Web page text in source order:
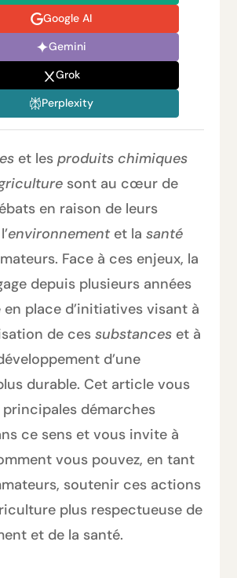
Google AI
Gemini
Grok
Perplexity
et lesproduits chimiques
sont au cœur de
en raison de leurs
environnement et lasanté
Face à ces enjeux, la
depuis plusieurs années
en place d’initiatives visant à
de cessubstances et à
d’une
durable. Cet article vous
principales démarches
ce sens et vous invite à
vous pouvez, en tant
soutenir ces actions
plus respectueuse de
et de la santé.